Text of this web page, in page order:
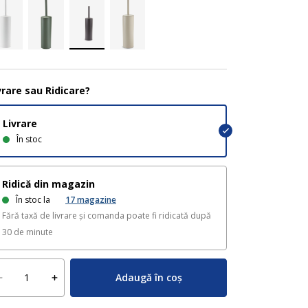
sau Ridicare?
Livrare
În stoc
Ridică din magazin
În stoc la 17magazine
Fără taxă de livrare și comanda poate fi ridicată după
30 de minute
Adaugă în coș